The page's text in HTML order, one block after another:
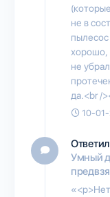
не в
хорошо,
не
да.<br /
10-
Умный